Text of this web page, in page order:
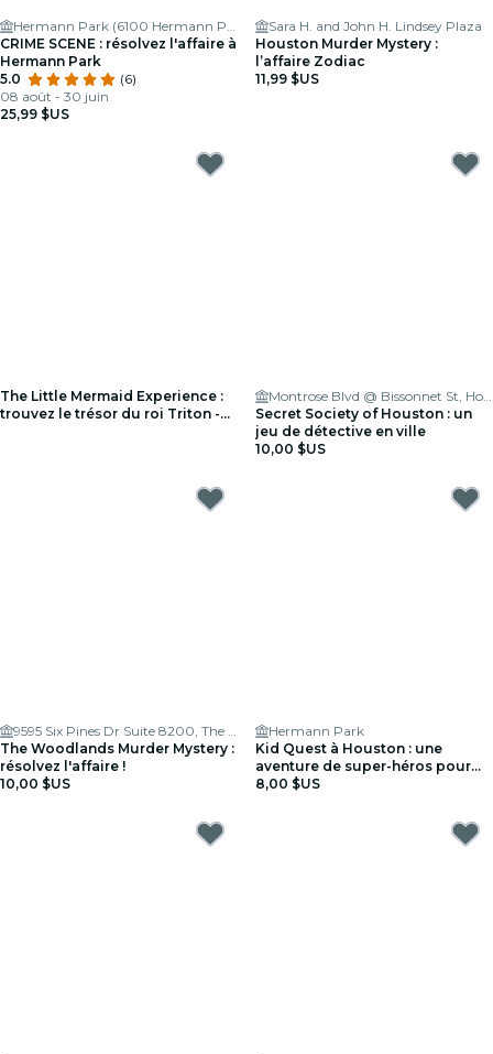
Hermann Park (6100 Hermann Park Dr, Houston, TX 77030, United States)
CRIME SCENE : résolvez l'affaire à
Hermann Park
5.0
(6)
08 août - 30 juin
25,99 $US
Sara H. and John H. Lindsey Plaza
Houston Murder Mystery :
l’affaire Zodiac
11,99 $US
The Little Mermaid Experience :
trouvez le trésor du roi Triton -
Montrose Blvd @ Bissonnet St, Houston, TX 77006
Secret Society of Houston : un
jeu de détective en ville
10,00 $US
9595 Six Pines Dr Suite 8200, The Woodlands, TX 77380, USA
The Woodlands Murder Mystery :
résolvez l'affaire !
10,00 $US
Hermann Park
Kid Quest à Houston : une
aventure de super-héros pour
les enfants (4–8 ans)
8,00 $US